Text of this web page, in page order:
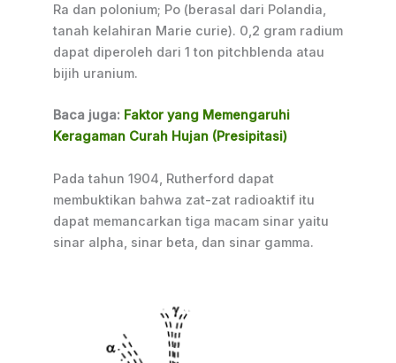
Ra dan polonium; Po (berasal dari Polandia,
tanah kelahiran Marie curie). 0,2 gram radium
dapat diperoleh dari 1 ton pitchblenda atau
bijih uranium.
Baca juga: Faktor yang Memengaruhi
Keragaman Curah Hujan (Presipitasi)
Pada tahun 1904, Rutherford dapat
membuktikan bahwa zat-zat radioaktif itu
dapat memancarkan tiga macam sinar yaitu
sinar alpha, sinar beta, dan sinar gamma.